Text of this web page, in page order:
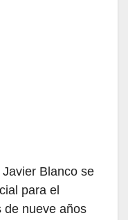
Blanco se
para el
de nueve años